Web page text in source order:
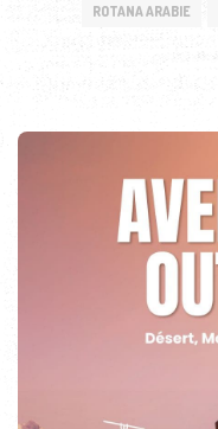
ROTANA ARABIE